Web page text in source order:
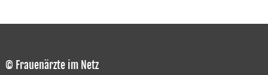
© Frauenärzte im Netz